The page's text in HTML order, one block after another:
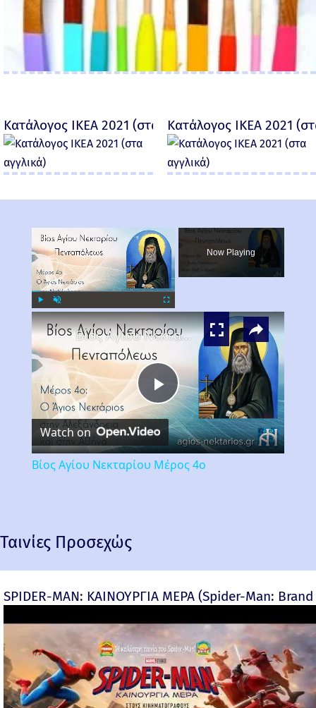
Κατάλογος IKEA 2021 (στα αγγλικά)Κατάλογος IKEA 2021
Now Playing
×
Play
Video
Βίος Αγίου Νεκταρίου Μέρος 4ο
Watch on
Βίος Αγίου Νεκταρίου Μέρος 4ο
Ταινίες Προσεχώς
SPIDER-MAN: ΚΑΙΝΟΥΡΓΙΑ ΜΕΡΑ (Spider-Man: